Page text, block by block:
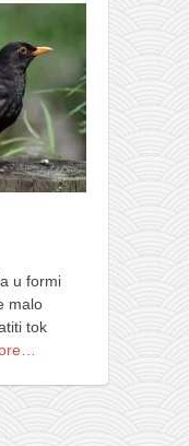
u formi
malo
tok